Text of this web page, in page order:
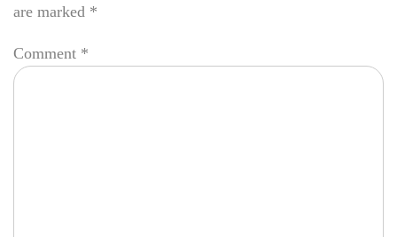
are marked *
Comment *